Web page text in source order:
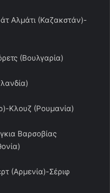
Αλμάτι (Καζακστάν)-
(Βουλγαρία)
Κλουζ (Ρουμανία)
Βαρσοβίας
(Αρμενία)-Σέριφ